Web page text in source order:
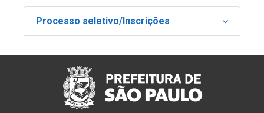
Processo seletivo/Inscrições